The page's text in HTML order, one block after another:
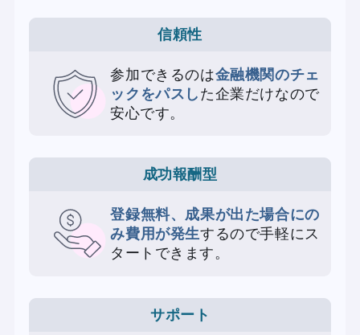
信頼性
参加できるのは金融機関のチェ
ックをパスした企業だけなので
安心です。
成功報酬型
登録無料、成果が出た場合にの
み費用が発生するので手軽にス
タートできます。
サポート